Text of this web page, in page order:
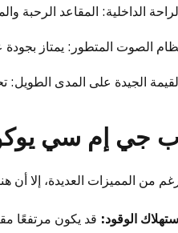
الداخلية: المقاعد الرحبة
الصوت المتطور: يمتاز
الجيدة على المدى الطويل:
جي إم سي يوكون
من المميزات العديدة، إلا أن
الوقود: قد يكون مرتفعًا